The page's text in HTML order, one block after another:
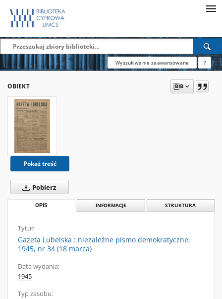
Wyszukiwanie zaawansowane ?
OBIEKT
Pokaż treść
Pobierz
OPIS INFORMACJE STRUKTURA
Tytuł:
Gazeta Lubelska : niezależne pismo demokratyczne.
1945, nr 34 (18 marca)
Data wydania:
1945
Typ zasobu: